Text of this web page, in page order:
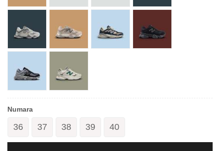
Numara
36 37 38 39 40